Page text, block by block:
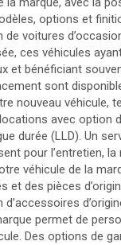
options et
voitures
ces véhicules
et bénéficiant
sont
nouveau véhicule,
avec option
durée (LLD). Un
pour l’entretien,
véhicule de la
et des pièces
permet de
Des options de